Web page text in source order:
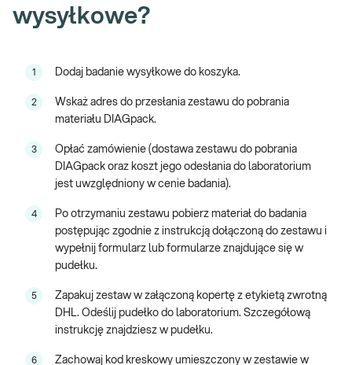
*problemy skórne (pokrzywka, AZS, egzema, trądzik),
*migrena,
*choroby autoimmunizacyjne,
*problemy alergiczne,
*nadmierna masa ciała i problem z redukcją masy.
Pamiętaj przed pobraniem:
Przed pobraniem materiału należy być na czczo bądź 3 godziny po
lekkostrawnym posiłku, który nie będzie obfity w tłuszcz.
wysyłkowe?
1 Dodaj badanie wysyłkowe do koszyka.
2
Wskaż adres do przesłania zestawu do pobrania
materiału DIAGpack.
3
Opłać zamówienie (dostawa zestawu do pobrania
DIAGpack oraz koszt jego odesłania do laboratorium
jest uwzględniony w cenie badania).
4
Po otrzymaniu zestawu pobierz materiał do badania
postępując zgodnie z instrukcją dołączoną do zestawu i
wypełnij formularz lub formularze znajdujące się w
pudełku.
5
Zapakuj zestaw w załączoną kopertę z etykietą zwrotną
DHL. Odeślij pudełko do laboratorium. Szczegółową
instrukcję znajdziesz w pudełku.
6
Zachowaj kod kreskowy umieszczony w zestawie w